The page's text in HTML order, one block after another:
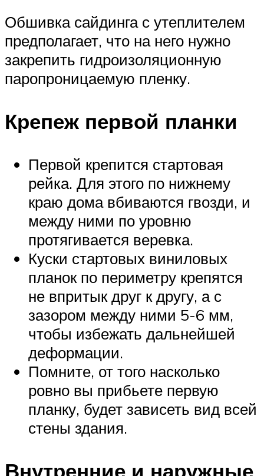
Обшивка сайдинга с утеплителем
предполагает, что на него нужно
закрепить гидроизоляционную
паропроницаемую пленку.
Крепеж первой планки
Первой крепится стартовая
рейка. Для этого по нижнему
краю дома вбиваются гвозди, и
между ними по уровню
протягивается веревка.
Куски стартовых виниловых
планок по периметру крепятся
не впритык друг к другу, а с
зазором между ними 5-6 мм,
чтобы избежать дальнейшей
деформации.
Помните, от того насколько
ровно вы прибьете первую
планку, будет зависеть вид всей
стены здания.
Внутренние и наружные